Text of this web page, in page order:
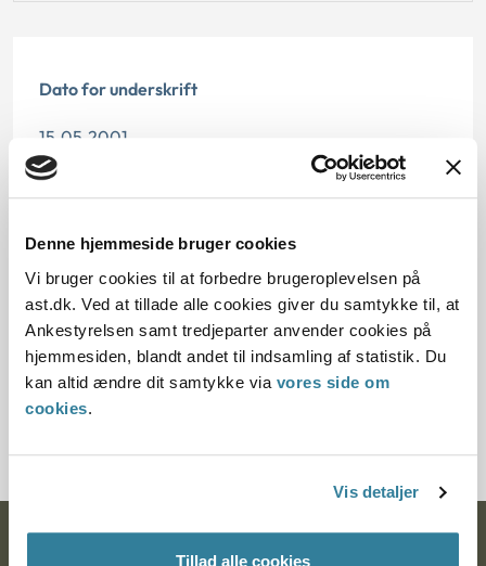
Denne hjemmeside bruger cookies
Vi bruger cookies til at forbedre brugeroplevelsen på
ast.dk. Ved at tillade alle cookies giver du samtykke til, at
Ankestyrelsen samt tredjeparter anvender cookies på
hjemmesiden, blandt andet til indsamling af statistik. Du
kan altid ændre dit samtykke via vores side om
cookies.
Vis detaljer
Tillad alle cookies
Dato for underskrift
15.05.2001
Offentliggørelsesdato
12.07.2013
Paragraf
§ 9c § 9a § 94 § 11
Journalnummer